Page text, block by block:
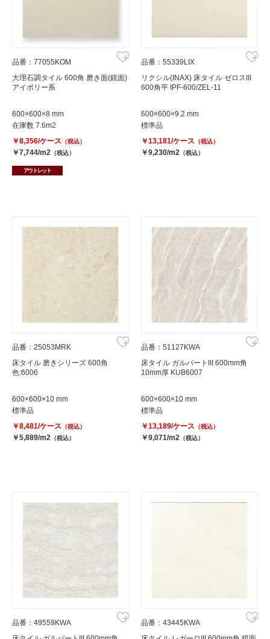
品番：77055KOM
大理石調タイル 600角 磨き面(鏡面)
アイボリー系
600×600×8 mm
在庫数 7.6m2
￥8,356/ケース （税込）
￥7,744/m2 （税込）
アウトレット
品番：55339LIX
リクシル(INAX) 床タイル ゼロスIII
600角平 IPF-600/ZEL-11
600×600×9.2 mm
標準品
￥13,181/ケース （税込）
￥9,230/m2 （税込）
品番：25053MRK
床タイル 磨きシリーズ 600角
色:6006
600×600×10 mm
標準品
￥8,481/ケース （税込）
￥5,889/m2 （税込）
品番：51127KWA
床タイル ガルバートIII 600mm角
10mm厚 KUB6007
600×600×10 mm
標準品
￥13,189/ケース （税込）
￥9,071/m2 （税込）
品番：49559KWA
品番：43445KWA